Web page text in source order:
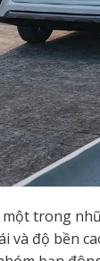
trong
và độ bền